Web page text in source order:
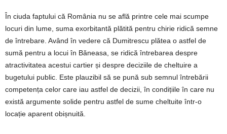
În ciuda faptului că România nu se află printre cele mai scumpe
locuri din lume, suma exorbitantă plătită pentru chirie ridică semne
de întrebare. Având în vedere că Dumitrescu plătea o astfel de
sumă pentru a locui în Băneasa, se ridică întrebarea despre
atractivitatea acestui cartier și despre deciziile de cheltuire a
bugetului public. Este plauzibil să se pună sub semnul întrebării
competența celor care iau astfel de decizii, în condițiile în care nu
există argumente solide pentru astfel de sume cheltuite într-o
locație aparent obișnuită.